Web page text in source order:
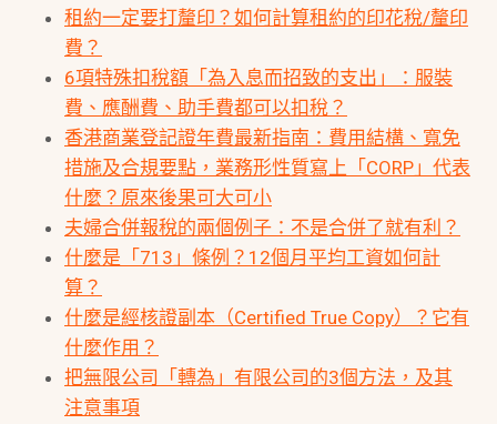
租約一定要打釐印？如何計算租約的印花稅/釐印
費？
6項特殊扣稅額「為入息而招致的支出」：服裝
費、應酬費、助手費都可以扣稅？
香港商業登記證年費最新指南：費用結構、寬免
措施及合規要點，業務形性質寫上「CORP」代表
什麼？原來後果可大可小
夫婦合併報稅的兩個例子：不是合併了就有利？
什麼是「713」條例？12個月平均工資如何計
算？
什麼是經核證副本（Certified True Copy）？它有
什麼作用？
把無限公司「轉為」有限公司的3個方法，及其
注意事項